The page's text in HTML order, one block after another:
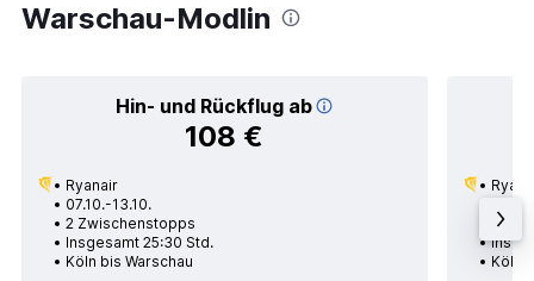
Warschau-Modlin
Hin- und Rückflug ab
108 €
Ryanair
07.10.-13.10.
2 Zwischenstopps
Insgesamt 25:30 Std.
Köln bis Warschau
1
Köln